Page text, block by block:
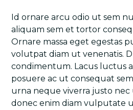
Id ornare arcu odio ut sem
aliquam sem et tortor
Ornare massa eget egestas
volutpat diam ut venenatis.
condimentum. Lacus luctus
posuere ac ut consequat
urna neque viverra justo nec
donec enim diam vulputate